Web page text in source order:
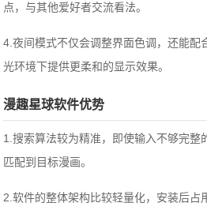
点，与其他爱好者交流看法。
4.夜间模式不仅会调整界面色调，还能配
光环境下提供更柔和的显示效果。
漫趣星球软件优势
1.搜索算法较为精准，即使输入不够完整
匹配到目标漫画。
2.软件的整体架构比较轻量化，安装后占